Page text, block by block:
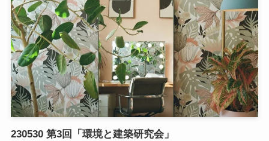
230530 第3回「環境と建築研究会」